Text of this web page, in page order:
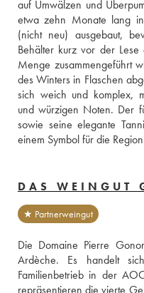
auf Umwälzen und
etwa zehn Monate lang
(nicht neu) ausgebaut,
Behälter kurz vor der
Menge zusammengeführt
des Winters in Flaschen
sich weich und komplex,
und würzigen Noten. Der
sowie seine elegante
DAS WEINGUT
★ Partnerweingut
Die Domaine Pierre
Ardèche. Es handelt
Familienbetrieb in der
repräsentieren die vierte